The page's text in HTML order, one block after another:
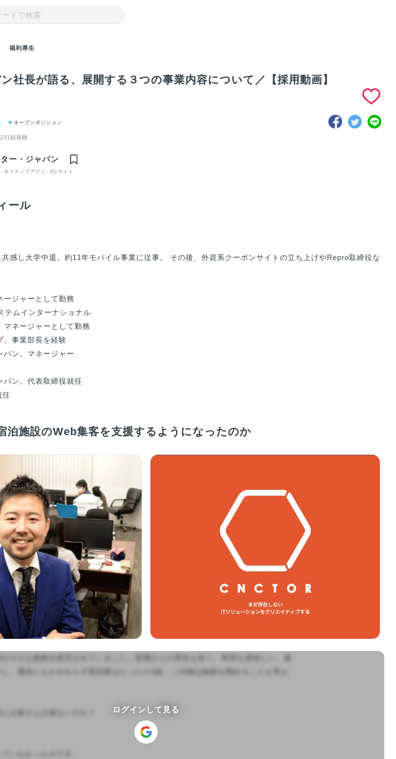
据える将来
ンとは？／
画】
を望んでいる方には
ぴったりな職場環境
です／【採用動画】
福利厚生
社長が語る、展開する３つの事業内容について／【採用動画】
オープンポジション
231回視聴
ー・ジャパン
ネイティブアプリ・ECサイト
ール
感し大学中退。約11年モバイル事業に従事。 その後、外資系クーポンサイトの立ち上げやRepro取締役な
ージャーとして勤務
テムインターナショナル
マネージャーとして勤務
。事業部長を経験
パン。マネージャー
パン。代表取締役就任
任
泊施設のWeb集客を支援するようになったのか
小さな旅館を経営されていました。部屋からの景色も良く、料理も美味しい、素
、週末にもかかわらず宿泊客はたったの1組、ご夫婦は旅館を閉めることも考え
お客さんが来ないのか？
いなかったのです。
ログインして見る